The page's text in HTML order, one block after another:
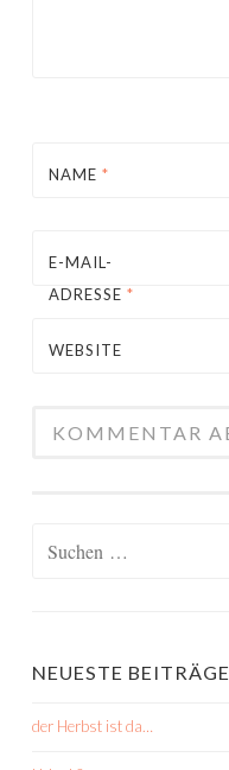
NAME *
E-MAIL-
ADRESSE *
WEBSITE
NEUESTE BEITRÄGE
der Herbst ist da…